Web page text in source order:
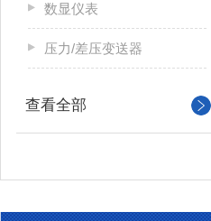
数显仪表
压力/差压变送器
查看全部